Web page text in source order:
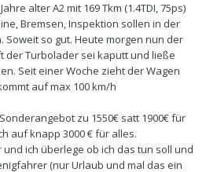
alter A2 mit 169 Tkm (1.4TDI, 75ps)
Bremsen, Inspektion sollen in der
Soweit so gut. Heute morgen nun der
der Turbolader sei kaputt und ließe
Seit einer Woche zieht der Wagen
auf max 100 km/h
zu 1550€ satt 1900€ für
auf knapp 3000 € für alles.
ich überlege ob ich das tun soll und
(nur Urlaub und mal das ein